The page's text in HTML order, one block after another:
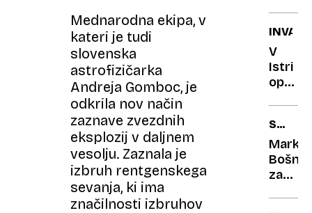
Mednarodna ekipa, v
kateri je tudi
slovenska
astrofizičarka
Andreja Gomboc, je
odkrila nov način
zaznave zvezdnih
eksplozij v daljnem
vesolju. Zaznala je
izbruh rentgenskega
sevanja, ki ima
značilnosti izbruhov
GANGI
iz
in
žoga
V
Istri
opazili
ne
pečejo,
niso
pa
IN
Marko